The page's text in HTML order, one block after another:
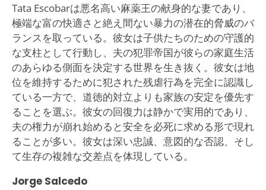
Tata Escobarは悪名高い麻薬王の献身的な妻であり、
極端な富の快適さと絶え間ない暴力の潜在的脅威のバ
ランスを取っている。彼女は子供たちのための守護的
な支柱として行動し、夫の犯罪帝国が彼らの家庭生活
のあらゆる側面を決定する世界を生き抜く。彼女は地
位を維持するために犯された残虐行為を完全に認識し
ている一方で、道徳的対立よりも家族の安定を優先す
ることを選ぶ。彼女の回復力は静かで実用的であり、
夫の権力が崩れ始めると安全を必死に求める形で現れ
ることが多い。彼女は深い忠誠、意図的な否認、そし
て生存の複雑な交差点を体現している。
Jorge Salcedo